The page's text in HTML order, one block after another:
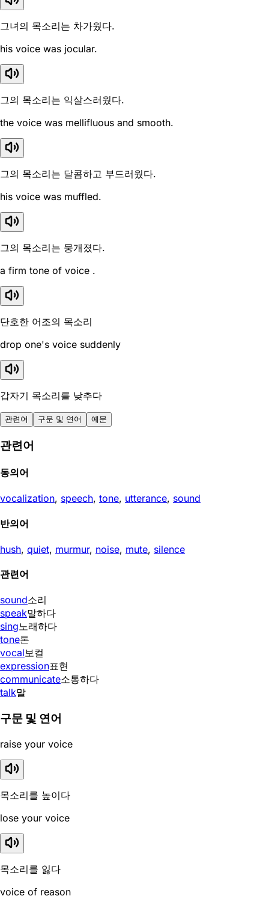
그녀의 목소리는 차가웠다.
his voice was jocular.
그의 목소리는 익살스러웠다.
the voice was mellifluous and smooth.
그의 목소리는 달콤하고 부드러웠다.
his voice was muffled.
그의 목소리는 뭉개졌다.
a firm tone of voice .
단호한 어조의 목소리
drop one's voice suddenly
갑자기 목소리를 낮추다
관련어 구문 및 연어 예문
관련어
동의어
vocalization, speech, tone, utterance, sound
반의어
hush, quiet, murmur, noise, mute, silence
관련어
sound소리
speak말하다
sing노래하다
tone톤
vocal보컬
expression표현
communicate소통하다
talk말
구문 및 연어
raise your voice
목소리를 높이다
lose your voice
목소리를 잃다
voice of reason